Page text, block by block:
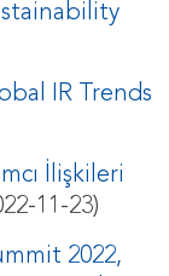
IR Trends
İlişkileri
11-23)
2022,